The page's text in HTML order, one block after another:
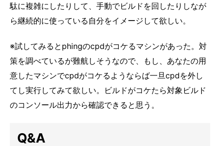
駄に複雑にしたりして、手動でビルドを回したりしなが
ら継続的に使っている自分をイメージして欲しい。
※試してみるとphingのcpdがコケるマシンがあった。対
策を調べているが難航しそうなので、もし、あなたの用
意したマシンでcpdがコケるようならば一旦cpdを外し
てし実行してみて欲しい。ビルドがコケたら対象ビルド
のコンソール出力から確認できると思う。
Q&A